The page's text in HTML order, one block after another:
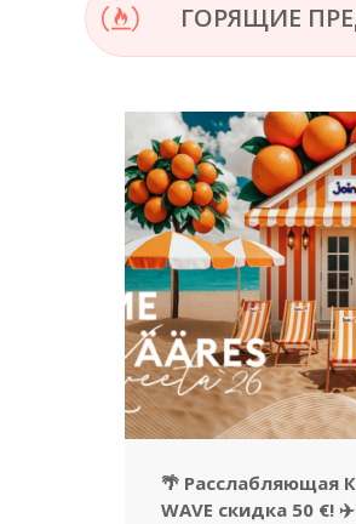
ГОРЯЩИЕ
🌴 Расслабляющая
WAVE скидка 50 €! ✈️